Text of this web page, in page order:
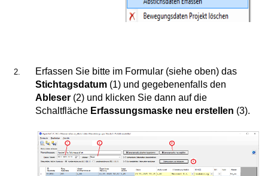
Erfassen Sie bitte im Formular (siehe oben) das
Stichtagsdatum (1) und gegebenenfalls den
Ableser (2) und klicken Sie dann auf die
Schaltfläche Erfassungsmaske neu erstellen (3).